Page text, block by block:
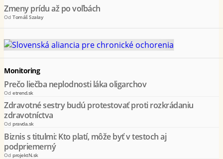
Zmeny prídu až po voľbách
Od Tomáš Szalay
Monitoring
Prečo liečba neplodnosti láka oligarchov
Od etrend.sk
Zdravotné sestry budú protestovať proti rozkrádaniu
zdravotníctva
Od pravda.sk
Biznis s titulmi: Kto platí, môže byť v testoch aj
podpriemerný
Od projektN.sk